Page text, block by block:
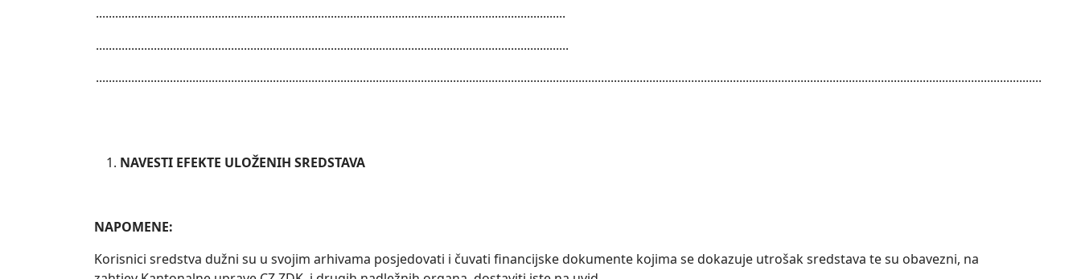
..................................................................................................................................................
...................................................................................................................................................
......................................................................................................................................................................................................................................................................................................
NAVESTI EFEKTE ULOŽENIH SREDSTAVA
NAPOMENE:
Korisnici sredstva dužni su u svojim arhivama posjedovati i čuvati financijske dokumente kojima se dokazuje utrošak sredstava te su obavezni, na